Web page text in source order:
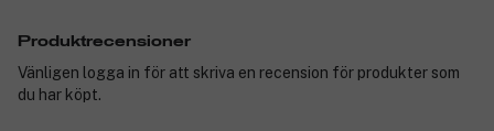
Produktrecensioner
Vänligen logga in för att skriva en recension för produkter som
du har köpt.